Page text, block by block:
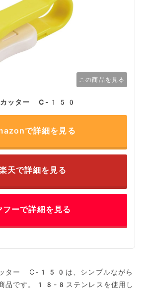
この商品を見る
カッター C-150
で詳細を見る
天で詳細を見る
フーで詳細を見る
ッター C-150は、シンプルながら
商品です。18-8ステンレスを使用し